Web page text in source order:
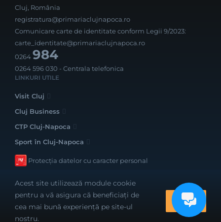
Cluj, România
registratura@primariaclujnapoca.ro
Comunicare carte de identitate conform Legii 9/2023:
carte_identitate@primariaclujnapoca.ro
0264984
0264 596 030 - Centrala telefonica
LINKURI UTILE
Visit Cluj
Cluj Business
CTP Cluj-Napoca
Sport în Cluj-Napoca
Protecția datelor cu caracter personal
Realizat cu bune intenții de către
Acest site utilizează module cookie
pentru a vă asigura că beneficiați de
cea mai bună experiență pe site-ul
nostru.
OK